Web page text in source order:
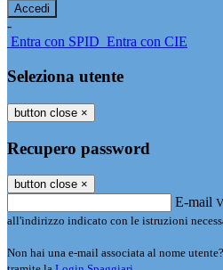
-
Entra con SPID Entra con CIE
Seleziona utente
button close ×
Recupero password
button close ×
E-mail
all'indirizzo indicato con le istruzioni
Non hai una e-mail associata al nome